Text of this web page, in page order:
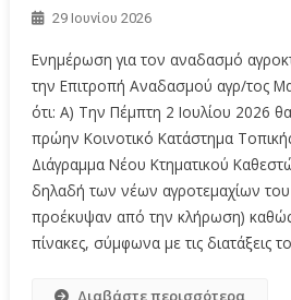
29 Ιουνίου 2026
Ενημέρωση για τον αναδασμό
την Επιτροπή Αναδασμού αγρ/τος
ότι: Α) Την Πέμπτη 2 Ιουλίου 2026
πρώην Κοινοτικό Κατάστημα
Διάγραμμα Νέου Κτηματικού
δηλαδή των νέων αγροτεμαχίων
προέκυψαν από την κλήρωση) καθώς
πίνακες, σύμφωνα με τις διατάξεις